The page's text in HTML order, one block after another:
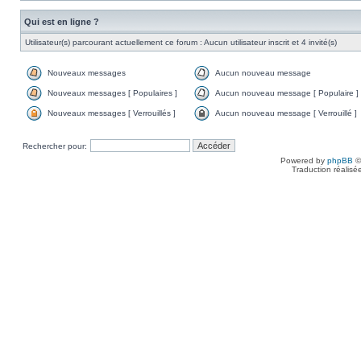
Qui est en ligne ?
Utilisateur(s) parcourant actuellement ce forum : Aucun utilisateur inscrit et 4 invité(s)
Nouveaux messages Aucun nouveau message
Nouveaux messages [ Populaires ] Aucun nouveau message [ Populaire ]
Nouveaux messages [ Verrouillés ] Aucun nouveau message [ Verrouillé ]
Rechercher pour:
Powered by phpBB
Traduction